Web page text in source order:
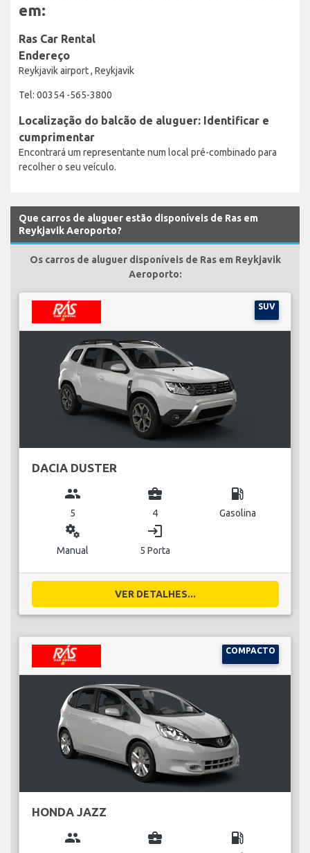
em:
Ras Car Rental
Endereço
Reykjavik airport , Reykjavik
Tel: 00354 -565-3800
Localização do balcão de aluguer: Identificar e
cumprimentar
Encontrará um representante num local pré-combinado para
recolher o seu veículo.
Que carros de aluguer estão disponíveis de Ras em
Reykjavik Aeroporto?
Os carros de aluguer disponíveis de Ras em Reykjavik
Aeroporto:
SUV
DACIA DUSTER
group
5
business_center
4
local_gas_station
Gasolina
miscellaneous_services
Manual
login
5 Porta
VER DETALHES...
COMPACTO
HONDA JAZZ
group business_center local_gas_station